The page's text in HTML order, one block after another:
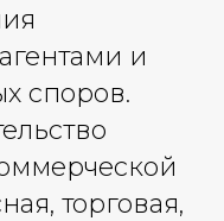
и
споров.
торговая,